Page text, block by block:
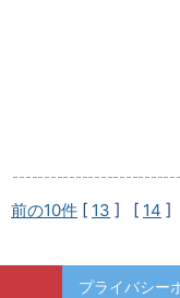
前の10件 [ 13 ] [ 14 ]
プライバシー